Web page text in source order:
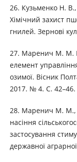
26. Кузьменко Н.
Хімічний захист
гнилей. Зернові
27. Маренич М. М.
елемент
озимої. Вісник
2017. № 4. С. 42–46.
28. Маренич М. М.,
насіння
застосування
державної